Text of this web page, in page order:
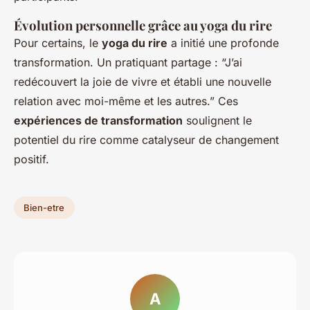
Évolution personnelle grâce au yoga du rire
Pour certains, le yoga du rire a initié une profonde
transformation. Un pratiquant partage : “J’ai
redécouvert la joie de vivre et établi une nouvelle
relation avec moi-même et les autres.” Ces
expériences de transformation soulignent le
potentiel du rire comme catalyseur de changement
positif.
Bien-etre
A